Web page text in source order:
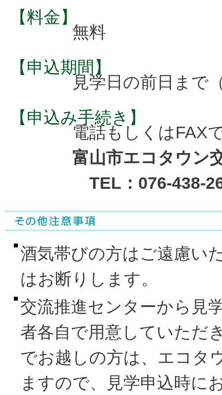
【料金】
無料
【申込期間】
見学日の前日まで
【申込み手続き】
電話もしくはFAX
富山市エコタウン
TEL：076-438-
酒気帯びの方はご遠慮い
はお断りします。
交流推進センターから見
者各自で用意していただ
でお越しの方は、エコタ
ますので、見学申込時に